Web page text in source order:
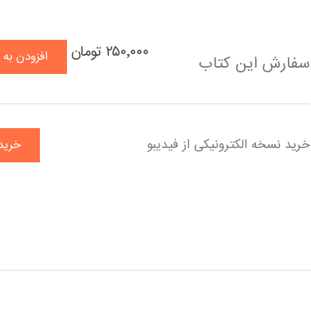
سفارش این کتاب ۲۵۰٬۰۰۰ تومان افزودن
خرید نسخه الکترونیکی از فیدیبو